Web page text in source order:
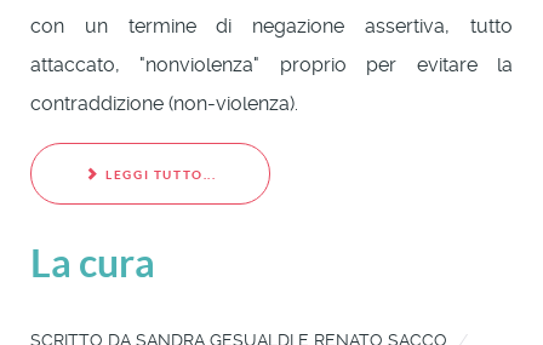
con un termine di negazione assertiva, tutto
attaccato, "nonviolenza" proprio per evitare la
contraddizione (non-violenza).
LEGGI TUTTO...
La cura
SCRITTO DA SANDRA GESUALDI E RENATO SACCO